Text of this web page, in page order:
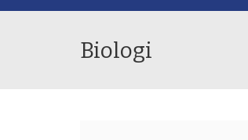
Biologi